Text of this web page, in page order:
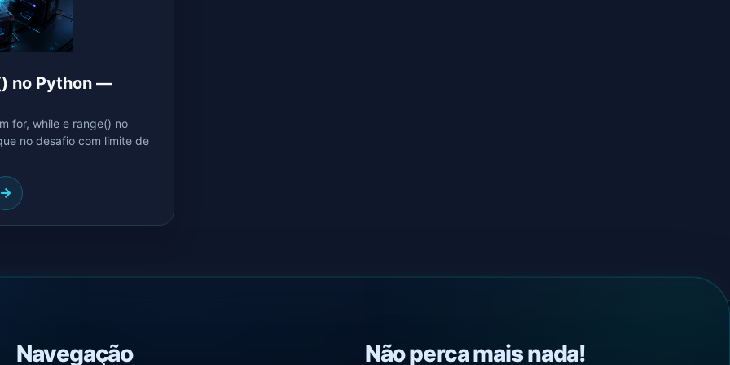
no Python —
for, while e range() no
no desafio com limite de
Navegação Não perca mais nada!